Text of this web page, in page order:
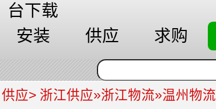
台下载
安装
供应 求购
供应> 浙江供应»浙江物流»温州物流